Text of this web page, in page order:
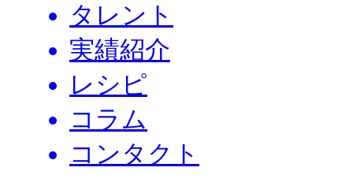
タレント
実績紹介
レシピ
コラム
コンタクト